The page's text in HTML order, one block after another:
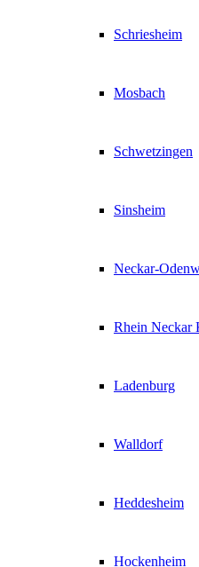
Schriesheim
Mosbach
Schwetzingen
Sinsheim
Neckar-
Rhein Neckar
Ladenburg
Walldorf
Heddesheim
Hockenheim